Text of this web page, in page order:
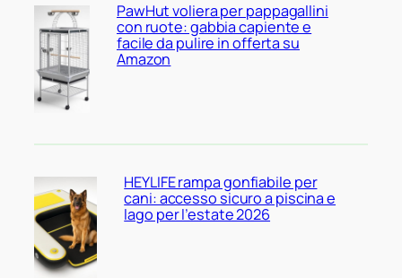
PawHut voliera per pappagallini
con ruote: gabbia capiente e
facile da pulire in offerta su
Amazon
HEYLIFE rampa gonfiabile per
cani: accesso sicuro a piscina e
lago per l’estate 2026